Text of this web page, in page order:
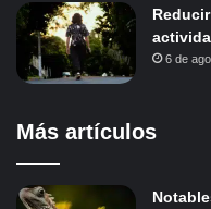
6 de
Más artículos